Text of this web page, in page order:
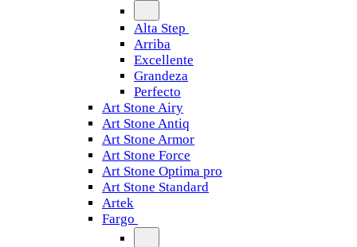
Alta Step
Arriba
Excellente
Grandeza
Perfecto
Art Stone Airy
Art Stone Antiq
Art Stone Armor
Art Stone Force
Art Stone Optima pro
Art Stone Standard
Artek
Fargo